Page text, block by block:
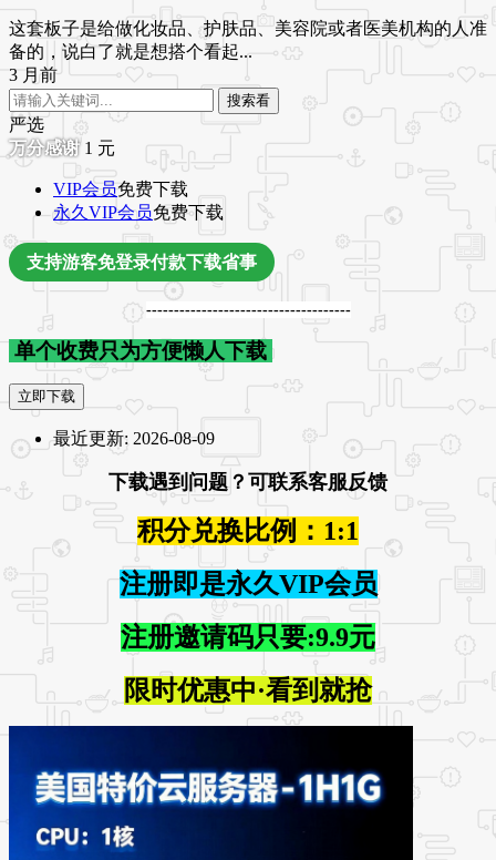
这套板子是给做化妆品、护肤品、美容院或者医美机构的人准
备的，说白了就是想搭个看起...
3 月前
搜索看
严选
1 元
VIP会员免费下载
永久VIP会员免费下载
支持游客免登录付款下载省事
-------------------------------------
单个收费只为方便懒人下载
立即下载
最近更新: 2026-08-09
下载遇到问题？可联系客服反馈
积分兑换比例：1:1
注册即是永久VIP会员
注册邀请码只要:9.9元
限时优惠中·看到就抢